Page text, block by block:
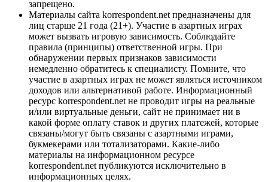
запрещено.
Материалы сайта korrespondent.net предназначены для
лиц старше 21 года (21+). Участие в азартных играх
может вызвать игровую зависимость. Соблюдайте
правила (принципы) ответственной игры. При
обнаружении первых признаков зависимости
немедленно обратитесь к специалисту. Помните, что
участие в азартных играх не может являться источником
доходов или альтернативой работе. Информационный
ресурс korrespondent.net не проводит игры на реальные
и/или виртуальные деньги, сайт не принимает ни в
какой форме оплату ставок и других платежей, которые
связаны/могут быть связаны с азартными играми,
букмекерами или тотализаторами. Какие-либо
материалы на информационном ресурсе
korrespondent.net публикуются исключительно в
информационных целях.